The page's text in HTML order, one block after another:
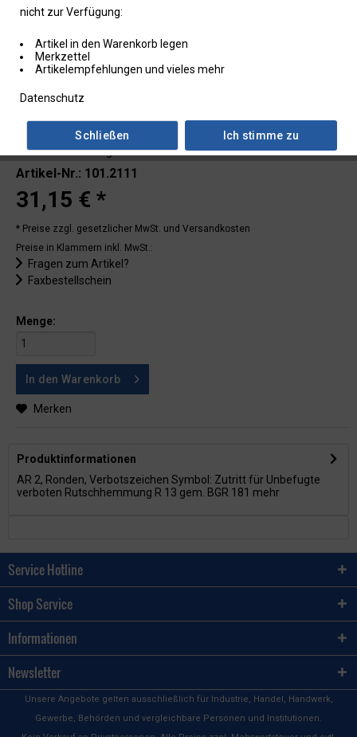
Lieferzeit: 2 - 3 Tage
Artikel-Nr.: 101.2111
31,15 € *
* Preise zzgl. gesetzlicher MwSt. und Versandkosten
Preise in Klammern inkl. MwSt.:
Fragen zum Artikel?
Faxbestellschein
Menge:
In den Warenkorb
Merken
Produktinformationen
AR 2, Ronden, Verbotszeichen Symbol: Zutritt für Unbefugte
verboten Rutschhemmung R 13 gem. BGR 181 mehr
Service Hotline
Shop Service
Informationen
Newsletter
Unsere Angebote gelten ausschließlich für Industrie, Handel, Handwerk,
Gewerbe, Behörden und vergleichbare Personen und Institutionen.
nicht zur Verfügung:
Artikel in den Warenkorb legen
Merkzettel
Artikelempfehlungen und vieles mehr
Datenschutz
Ich stimme zu
Schließen